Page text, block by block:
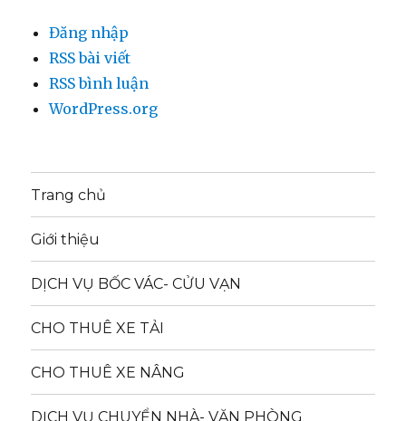
Đăng nhập
RSS bài viết
RSS bình luận
WordPress.org
Trang chủ
Giới thiệu
DỊCH VỤ BỐC VÁC- CỬU VẠN
CHO THUÊ XE TẢI
CHO THUÊ XE NÂNG
DỊCH VỤ CHUYỂN NHÀ- VĂN PHÒNG